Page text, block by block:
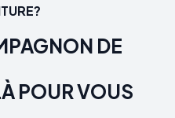
DE
POUR VOUS